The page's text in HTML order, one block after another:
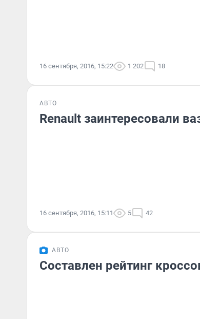
16 сентября, 2016, 15:22 1 202 18
АВТО
Renault заинтересовали
16 сентября, 2016, 15:11 5 42
АВТО
Составлен рейтинг